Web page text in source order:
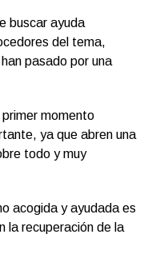
buscar ayuda
del tema,
pasado por una
momento
ya que abren una
todo y muy
acogida y ayudada es
la recuperación de la